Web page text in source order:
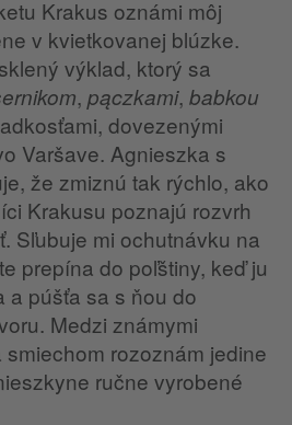
Krakus oznámi môj
v kvietkovanej blúzke.
výklad, ktorý sa
, pączkami, babkou
dovezenými
Varšave. Agnieszka s
že zmiznú tak rýchlo, ako
Krakusu poznajú rozvrh
Sľubuje mi ochutnávku na
prepína do poľštiny, keď ju
púšťa sa s ňou do
Medzi známymi
rozoznám jedine
ručne vyrobené